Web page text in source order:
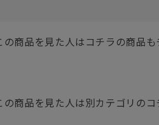
の商品を見た人はコチラの商品
の商品を見た人は別カテゴリの